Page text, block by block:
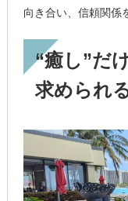
向き合い、信頼関係
“癒し”だ
求められ